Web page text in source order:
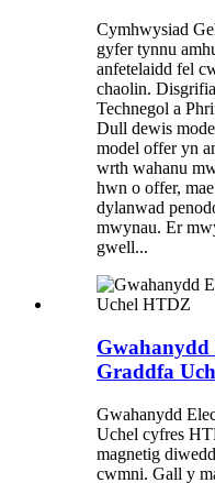
Cymhwysiad
gyfer tynnu
anfetelaidd fel
chaolin.
Technegol a
Dull dewis
model offer yn
wrth wahanu
hwn o offer,
dylanwad
mwynau. Er
gwell...
Gwahanydd
Graddfa
Gwahanydd
Uchel cyfres
magnetig
cwmni. Gall y